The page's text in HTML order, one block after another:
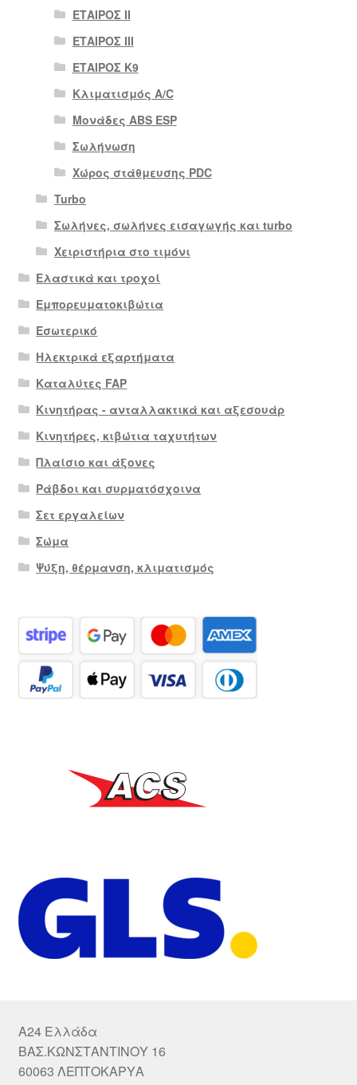
ΕΤΑΙΡΟΣ II
ΕΤΑΙΡΟΣ III
ΕΤΑΙΡΟΣ Κ9
Κλιματισμός A/C
Μονάδες ABS ESP
Σωλήνωση
Χώρος στάθμευσης PDC
Turbo
Σωλήνες, σωλήνες εισαγωγής και turbo
Χειριστήρια στο τιμόνι
Ελαστικά και τροχοί
Εμπορευματοκιβώτια
Εσωτερικό
Ηλεκτρικά εξαρτήματα
Καταλύτες FAP
Κινητήρας - ανταλλακτικά και αξεσουάρ
Κινητήρες, κιβώτια ταχυτήτων
Πλαίσιο και άξονες
Ράβδοι και συρματόσχοινα
Σετ εργαλείων
Σώμα
Ψύξη, θέρμανση, κλιματισμός
A24 Ελλάδα
ΒΑΣ.ΚΩΝΣΤΑΝΤΙΝΟΥ 16
60063 ΛΕΠΤΟΚΑΡΥΑ